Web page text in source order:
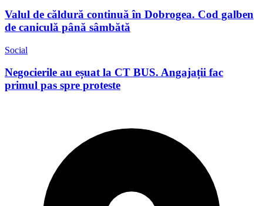
Valul de căldură continuă în Dobrogea. Cod galben
de caniculă până sâmbătă
Social
Negocierile au eșuat la CT BUS. Angajații fac
primul pas spre proteste